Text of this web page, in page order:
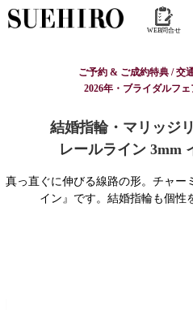
WEB問合せ
ご予約 & ご成約特典 / 交
2026年・ブライダルフ
結婚指輪・マリッジ
レールライン 3mm
真っ直ぐに伸びる線路の形。チャー
イン』です。結婚指輪も個性